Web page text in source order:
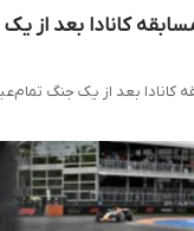
کانادا بعد از
کانادا بعد از یک جنگ